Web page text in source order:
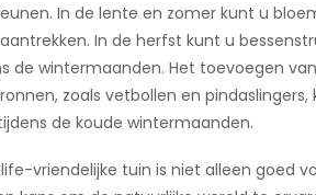
In de lente en zomer kunt u
In de herfst kunt u
de wintermaanden. Het toevoegen
zoals vetbollen en pindaslingers,
de koude wintermaanden.
vriendelijke tuin is niet alleen goed